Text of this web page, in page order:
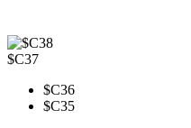
$C37
$C36
$C35